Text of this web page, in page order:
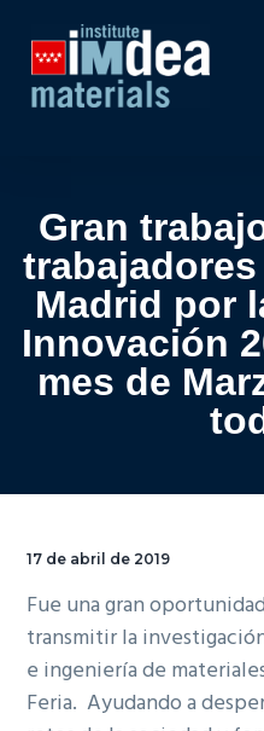
Gran
Madrid por
Innovación
mes de
17 de abril de 2019
Fue una gran
transmitir la
e ingeniería de
Feria. Ayudando a